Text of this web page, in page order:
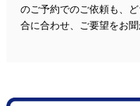
のご予約でのご依頼も、
合に合わせ、ご要望をお